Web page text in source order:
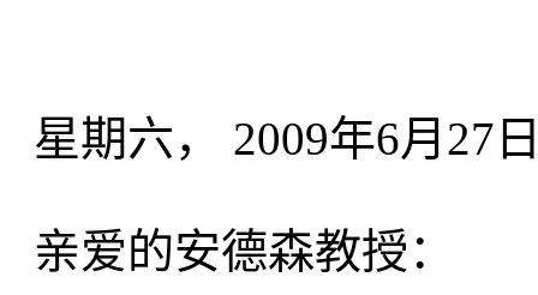
星期六， 2009年6月27
亲爱的安德森教授：